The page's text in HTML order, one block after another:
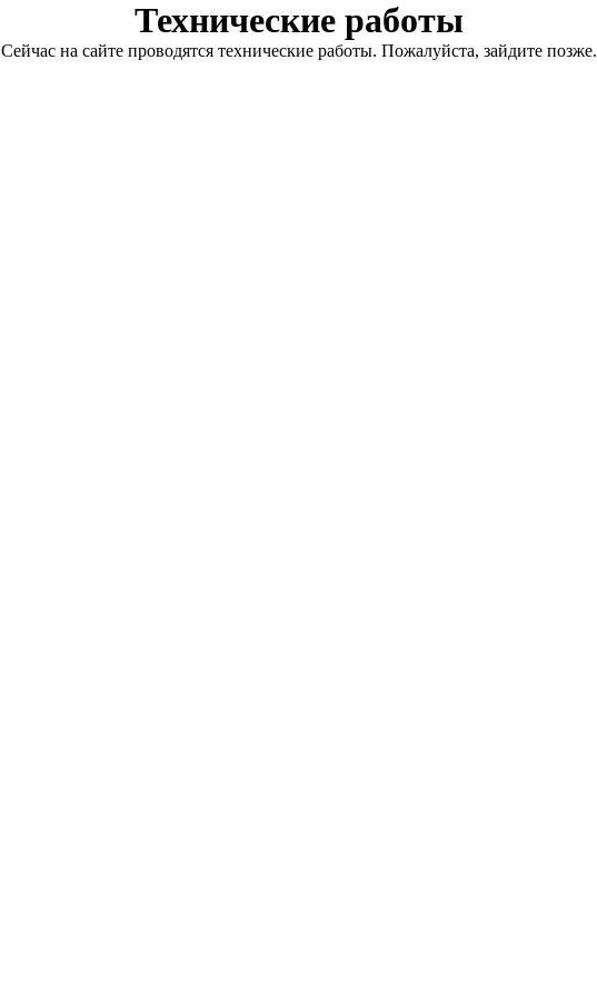
Технические работы
Сейчас на сайте проводятся технические работы. Пожалуйста, зайдите позже.